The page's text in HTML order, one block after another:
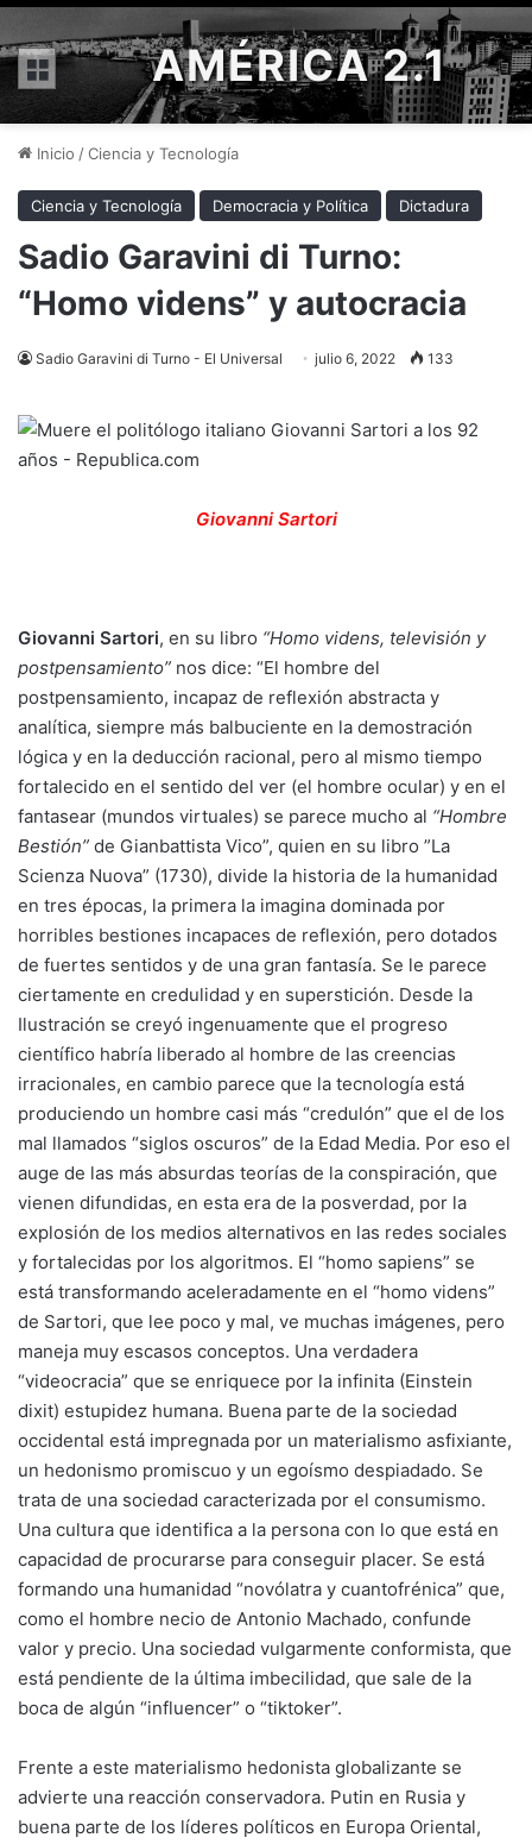
Menú AMÉRICA 2.1
Inicio /Ciencia y Tecnología
Ciencia y Tecnología Democracia y Política Dictadura
Sadio Garavini di Turno:
“Homo videns” y autocracia
Sadio Garavini di Turno - El Universal julio 6, 2022 133
Giovanni Sartori
Giovanni Sartori, en su libro “Homo videns, televisión y
postpensamiento” nos dice: “El hombre del
postpensamiento, incapaz de reflexión abstracta y
analítica, siempre más balbuciente en la demostración
lógica y en la deducción racional, pero al mismo tiempo
fortalecido en el sentido del ver (el hombre ocular) y en el
fantasear (mundos virtuales) se parece mucho al “Hombre
Bestión” de Gianbattista Vico”, quien en su libro ”La
Scienza Nuova” (1730), divide la historia de la humanidad
en tres épocas, la primera la imagina dominada por
horribles bestiones incapaces de reflexión, pero dotados
de fuertes sentidos y de una gran fantasía. Se le parece
ciertamente en credulidad y en superstición. Desde la
Ilustración se creyó ingenuamente que el progreso
científico habría liberado al hombre de las creencias
irracionales, en cambio parece que la tecnología está
produciendo un hombre casi más “credulón” que el de los
mal llamados “siglos oscuros” de la Edad Media. Por eso el
auge de las más absurdas teorías de la conspiración, que
vienen difundidas, en esta era de la posverdad, por la
explosión de los medios alternativos en las redes sociales
y fortalecidas por los algoritmos. El “homo sapiens” se
está transformando aceleradamente en el “homo videns”
de Sartori, que lee poco y mal, ve muchas imágenes, pero
maneja muy escasos conceptos. Una verdadera
“videocracia” que se enriquece por la infinita (Einstein
dixit) estupidez humana. Buena parte de la sociedad
occidental está impregnada por un materialismo asfixiante,
un hedonismo promiscuo y un egoísmo despiadado. Se
trata de una sociedad caracterizada por el consumismo.
Una cultura que identifica a la persona con lo que está en
capacidad de procurarse para conseguir placer. Se está
formando una humanidad “novólatra y cuantofrénica” que,
como el hombre necio de Antonio Machado, confunde
valor y precio. Una sociedad vulgarmente conformista, que
está pendiente de la última imbecilidad, que sale de la
boca de algún “influencer” o “tiktoker”.
Frente a este materialismo hedonista globalizante se
advierte una reacción conservadora. Putin en Rusia y
buena parte de los líderes políticos en Europa Oriental,